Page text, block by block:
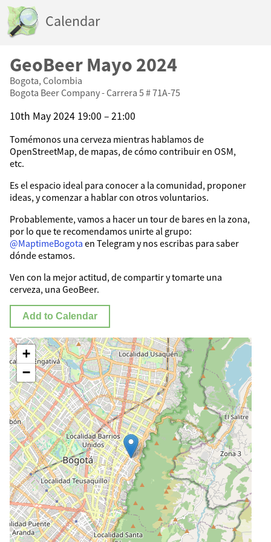
Calendar
GeoBeer Mayo 2024
Bogota, Colombia
Bogota Beer Company - Carrera 5 # 71A-75
10th May 2024 19:00 – 21:00
Tomémonos una cerveza mientras hablamos de
OpenStreetMap, de mapas, de cómo contribuir en OSM,
etc.
Es el espacio ideal para conocer a la comunidad, proponer
ideas, y comenzar a hablar con otros voluntarios.
Probablemente, vamos a hacer un tour de bares en la zona,
por lo que te recomendamos unirte al grupo:
@MaptimeBogota en Telegram y nos escribas para saber
dónde estamos.
Ven con la mejor actitud, de compartir y tomarte una
cerveza, una GeoBeer.
Add to Calendar
+
−